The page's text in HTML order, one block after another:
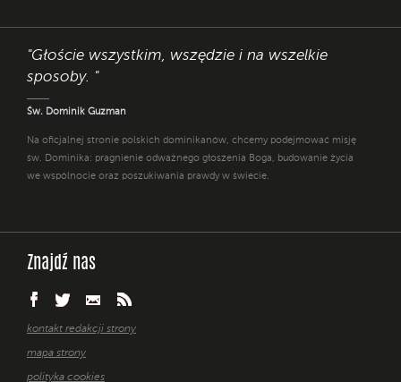
"Głoście wszystkim, wszędzie i na wszelkie
sposoby. "
Św. Dominik Guzman
Na oficjalnej stronie polskich dominikanów, chcemy podejmować misję
św. Dominika: pragnienie odważnego głoszenia Boga, budowanie życia
we wspólnocie oraz poszukiwania prawdy w świecie.
Znajdź nas
kontakt redakcji strony
mapa strony
polityka cookies